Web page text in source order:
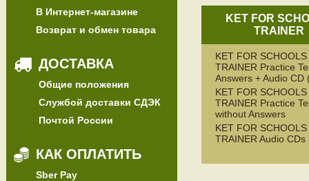
В Интернет-магазине
Возврат и обмен товара
ДОСТАВКА
Общие положения
Службой доставки СДЭК
Почтой России
КАК ОПЛАТИТЬ
Sber Pay
KET FOR
TRAINER
KET FOR SCHOOLS
TRAINER Practice
Answers + Audio CD
KET FOR SCHOOLS
TRAINER Practice
without Answers
KET FOR SCHOOLS
TRAINER Audio CDs